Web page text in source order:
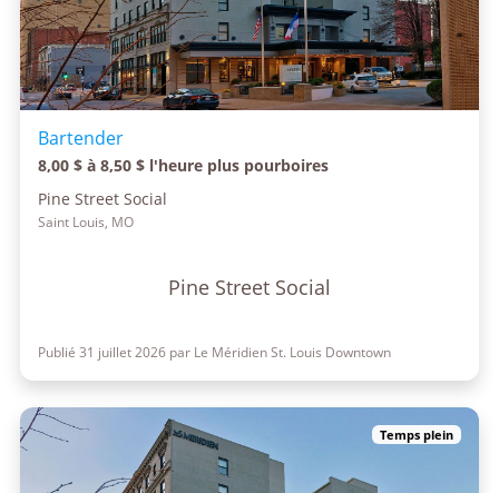
Bartender
8,00 $ à 8,50 $ l'heure plus pourboires
Pine Street Social
Saint Louis, MO
Pine Street Social
Publié 31 juillet 2026 par Le Méridien St. Louis Downtown
Temps plein